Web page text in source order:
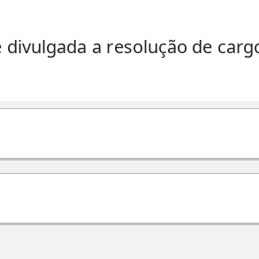
divulgada a resolução de